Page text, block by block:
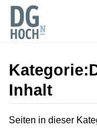
Kategorie:
Inhalt
Wechseln zu:
Seiten in dieser